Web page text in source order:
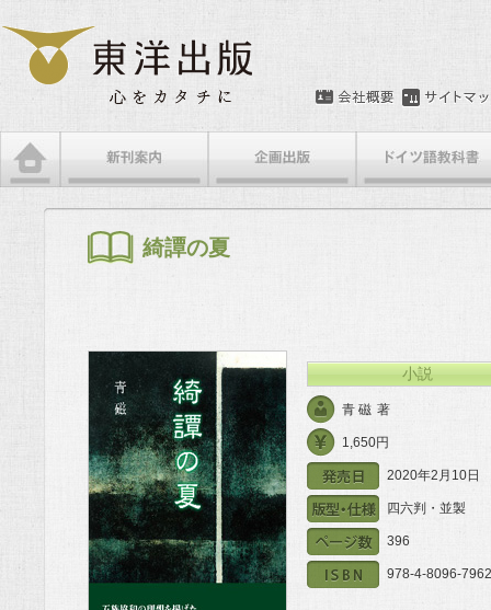
メインメニュー
メインコンテンツへ移動
サブコンテンツへ移動
綺譚の夏
小説
青 磁 著
1,650円
2020年2月10日
四六判・並製
396
978-4-8096-